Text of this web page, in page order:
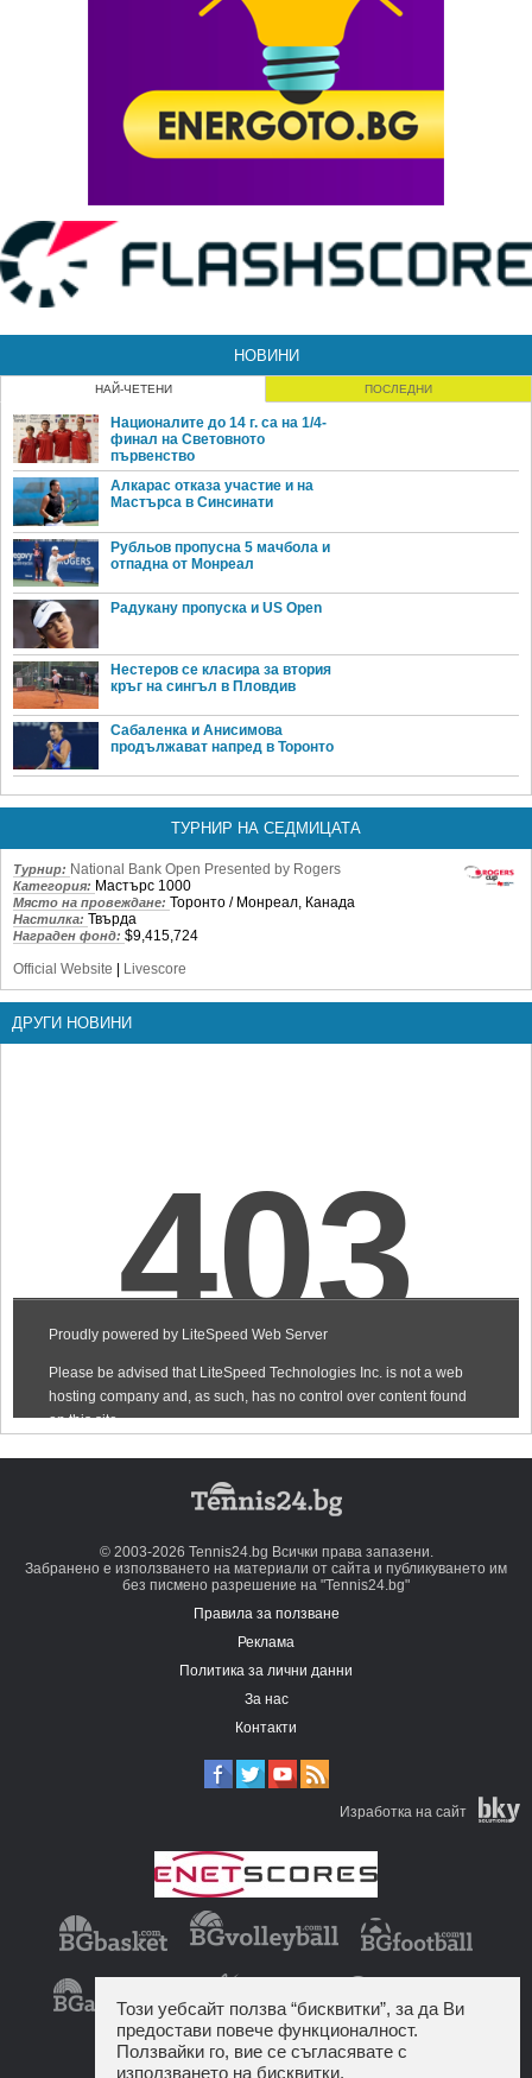
НОВИНИ
НАЙ-ЧЕТЕНИ ПОСЛЕДНИ
Националите до 14 г. са на 1/4-
финал на Световното
първенство
Алкарас отказа участие и на
Мастърса в Синсинати
Рубльов пропусна 5 мачбола и
отпадна от Монреал
Радукану пропуска и US Open
Нестеров се класира за втория
кръг на сингъл в Пловдив
Сабаленка и Анисимова
продължават напред в Торонто
ТУРНИР НА СЕДМИЦАТА
Турнир: National Bank Open Presented by Rogers
Категория: Мастърс 1000
Място на провеждане: Торонто / Монреал, Канада
Настилка: Твърда
Награден фонд: $9,415,724
Official Website
Livescore
ДРУГИ НОВИНИ
© 2003-2026 Tennis24.bg Всички права запазени.
Забранено е използването на материали от сайта и публикуването им
без писмено разрешение на "Tennis24.bg"
Правила за ползване
Реклама
Политика за лични данни
За нас
Контакти
Изработка на сайт
Този уебсайт ползва “бисквитки”, за да Ви
предостави повече функционалност.
Ползвайки го, вие се съгласявате с
използването на бисквитки.